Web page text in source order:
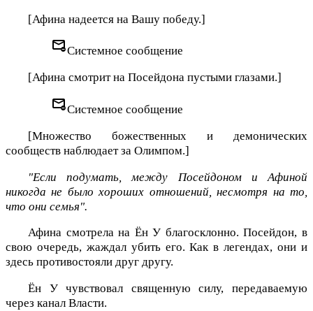
[Афина надеется на Вашу победу.]
unsubscribeСистемное сообщение
[Афина смотрит на Посейдона пустыми глазами.]
unsubscribeСистемное сообщение
[Множество божественных и демонических
сообществ наблюдает за Олимпом.]
"Если подумать, между Посейдоном и Афиной
никогда не было хороших отношений, несмотря на то,
что они семья".
Афина смотрела на Ён У благосклонно. Посейдон, в
свою очередь, жаждал убить его. Как в легендах, они и
здесь противостояли друг другу.
Ён У чувствовал священную силу, передаваемую
через канал Власти.